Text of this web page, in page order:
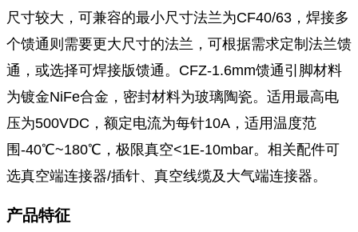
尺寸较大，可兼容的最小尺寸法兰为CF40/63，焊接多
个馈通则需要更大尺寸的法兰，可根据需求定制法兰馈
通，或选择可焊接版馈通。CFZ-1.6mm馈通引脚材料
为镀金NiFe合金，密封材料为玻璃陶瓷。适用最高电
压为500VDC，额定电流为每针10A，适用温度范
围-40℃~180℃ ，极限真空<1E-10mbar。相关配件可
选真空端连接器/插针、真空线缆及大气端连接器。
产品特征